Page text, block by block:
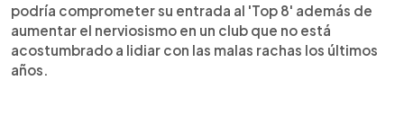
podría comprometer su entrada al 'Top 8' además de
aumentar el nerviosismo en un club que no está
acostumbrado a lidiar con las malas rachas los últimos
años.